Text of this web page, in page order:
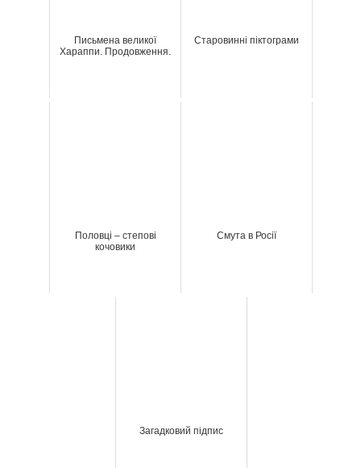
Письмена великої
Хараппи. Продовження.
Старовинні піктограми
Половці – степові
кочовики
Смута в Росії
Загадковий підпис